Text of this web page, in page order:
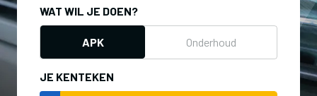
WAT WIL JE DOEN?
APK Onderhoud
JE KENTEKEN